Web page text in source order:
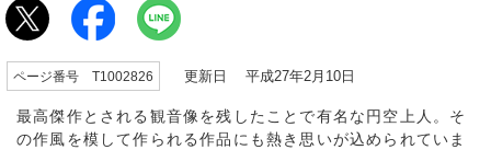
ページ番号 T1002826 更新日 平成27年2月10日
最高傑作とされる観音像を残したことで有名な円空上人。そ
の作風を模して作られる作品にも熱き思いが込められていま